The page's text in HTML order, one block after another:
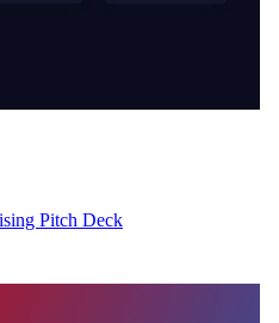
Pitch Deck